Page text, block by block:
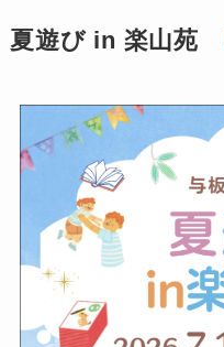
夏遊び in 楽山苑